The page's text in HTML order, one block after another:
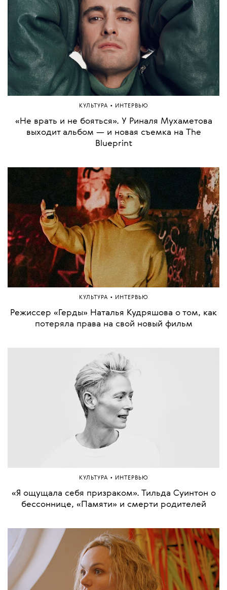
КУЛЬТУРА • ИНТЕРВЬЮ
«Не врать и не бояться». У Риналя Мухаметова
выходит альбом — и новая съемка на The
Blueprint
КУЛЬТУРА • ИНТЕРВЬЮ
Режиссер «Герды» Наталья Кудряшова о том, как
потеряла права на свой новый фильм
КУЛЬТУРА • ИНТЕРВЬЮ
«Я ощущала себя призраком». Тильда Суинтон о
бессоннице, «Памяти» и смерти родителей